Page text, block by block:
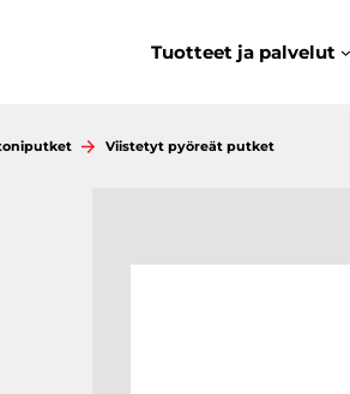
Tuotteet ja palvelut
Viistetyt pyöreät putket